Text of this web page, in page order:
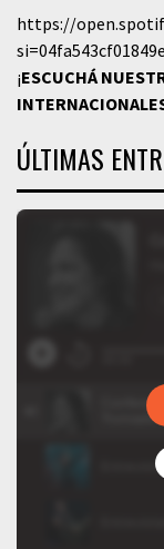
https://
¡ESCUCHÁ
ÚLTIMAS